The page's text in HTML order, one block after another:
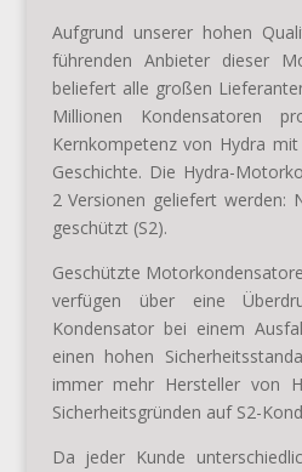
Aufgrund unserer hohen
führenden Anbieter dieser
beliefert alle großen
Millionen Kondensatoren
Kernkompetenz von Hydra
Geschichte. Die Hydra-
2 Versionen geliefert werden:
geschützt (S2).
Geschützte
verfügen über eine
Kondensator bei einem
einen hohen
immer mehr Hersteller von
Sicherheitsgründen auf S2-
Da jeder Kunde